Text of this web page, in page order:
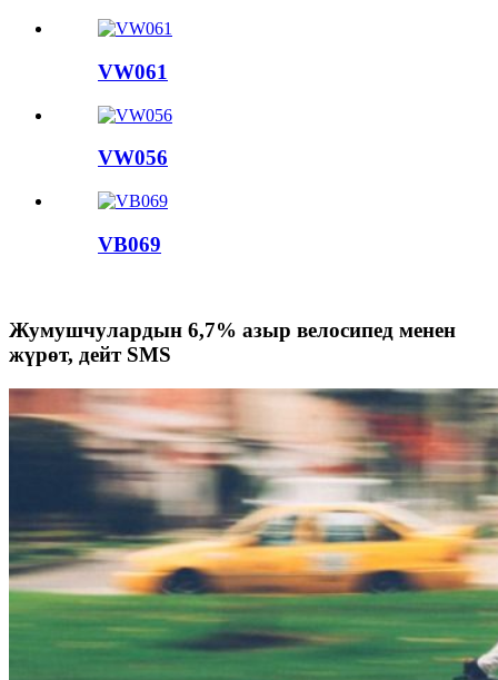
VW061
VW056
VB069
Жумушчулардын 6,7% азыр велосипед менен
жүрөт, дейт SMS